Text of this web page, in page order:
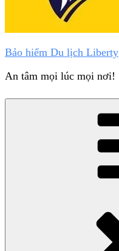
Bảo hiểm Du lịch Liberty
An tâm mọi lúc mọi nơi!